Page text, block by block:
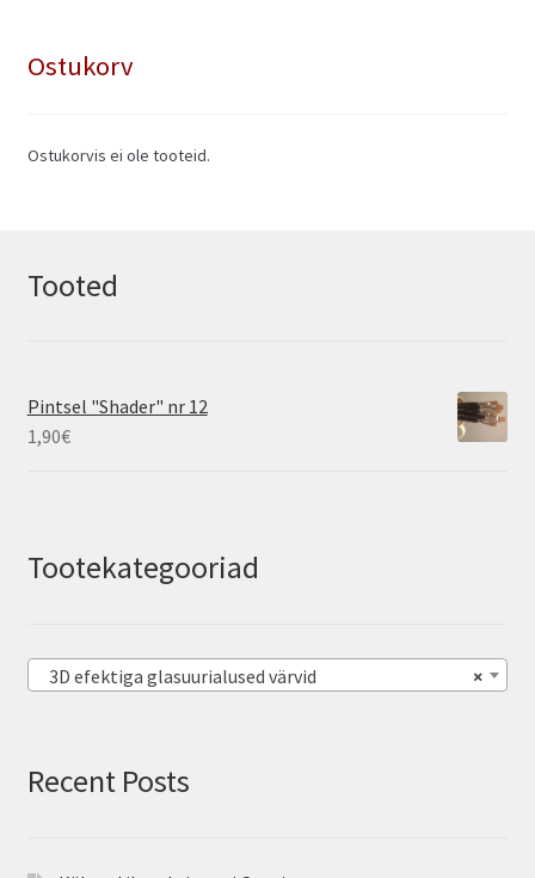
Ostukorv
Ostukorvis ei ole tooteid.
Tooted
Pintsel "Shader" nr 12
1,90€
Tootekategooriad
×
3D efektiga glasuurialused värvid
Recent Posts